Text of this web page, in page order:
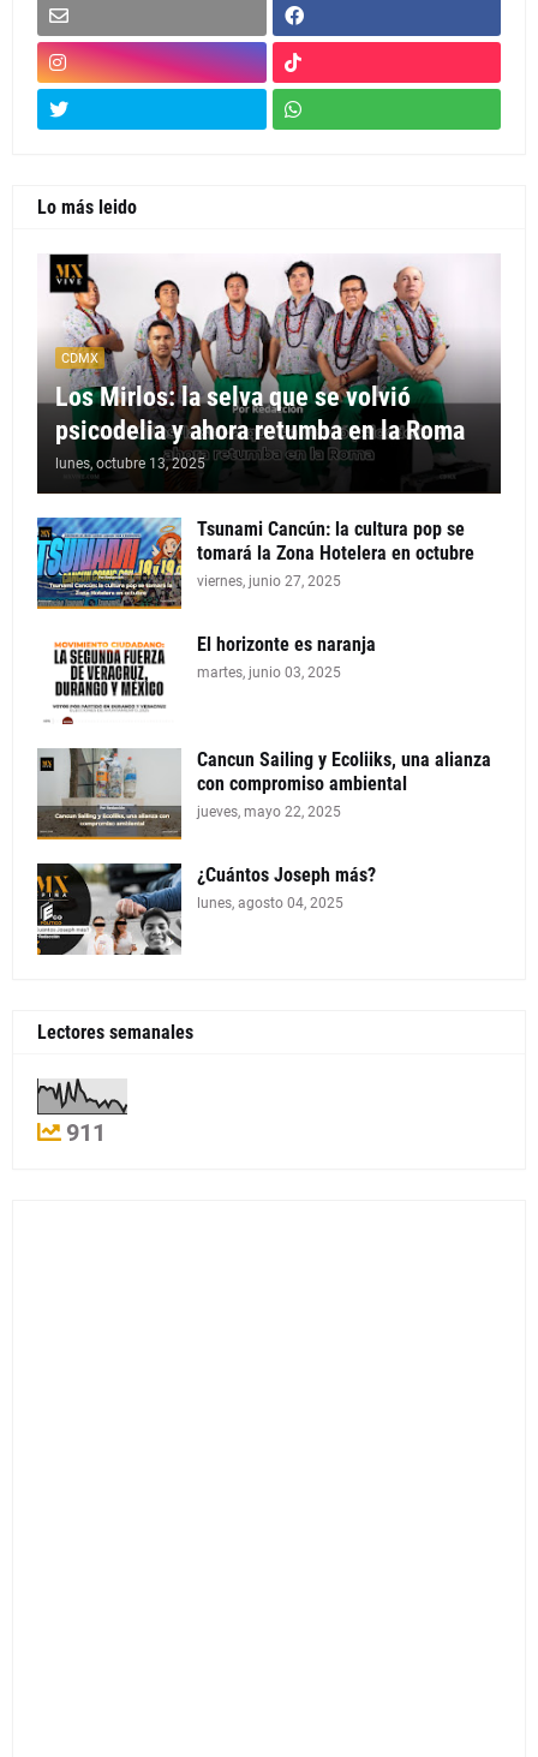
Lo más leido
CDMX
Los Mirlos: la selva que se volvió
psicodelia y ahora retumba en la Roma
lunes, octubre 13, 2025
Tsunami Cancún: la cultura pop se
tomará la Zona Hotelera en octubre
viernes, junio 27, 2025
El horizonte es naranja
martes, junio 03, 2025
Cancun Sailing y Ecoliiks, una alianza
con compromiso ambiental
jueves, mayo 22, 2025
¿Cuántos Joseph más?
lunes, agosto 04, 2025
Lectores semanales
911